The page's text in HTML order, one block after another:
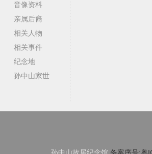
音像资料
亲属后裔
相关人物
相关事件
纪念地
孙中山家世